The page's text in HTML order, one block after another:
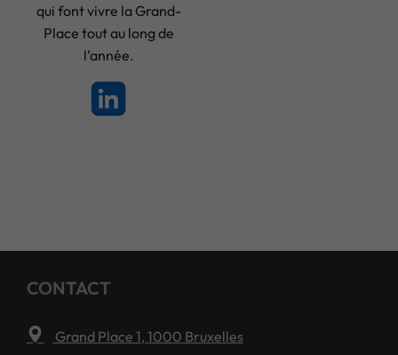
qui font vivre la Grand-
Place tout au long de
l’année.
CONTACT
Grand Place 1, 1000 Bruxelles